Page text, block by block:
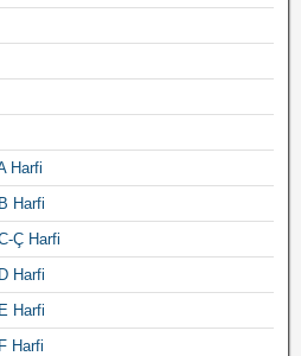
Harfi
Harfi
Ç Harfi
Harfi
Harfi
Harfi